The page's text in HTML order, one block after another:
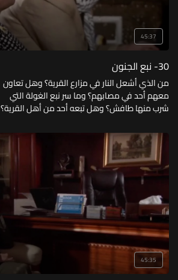
45:37
30- نبع الجنون
من الذي أشعل النار في مزارع القرية؟ وهل تعاون
معهم أحد في مصابهم؟ وما سر نبع الغولة التي
شرب منها طافش؟ وهل تبعه أحد من أهل القرية؟
45:35